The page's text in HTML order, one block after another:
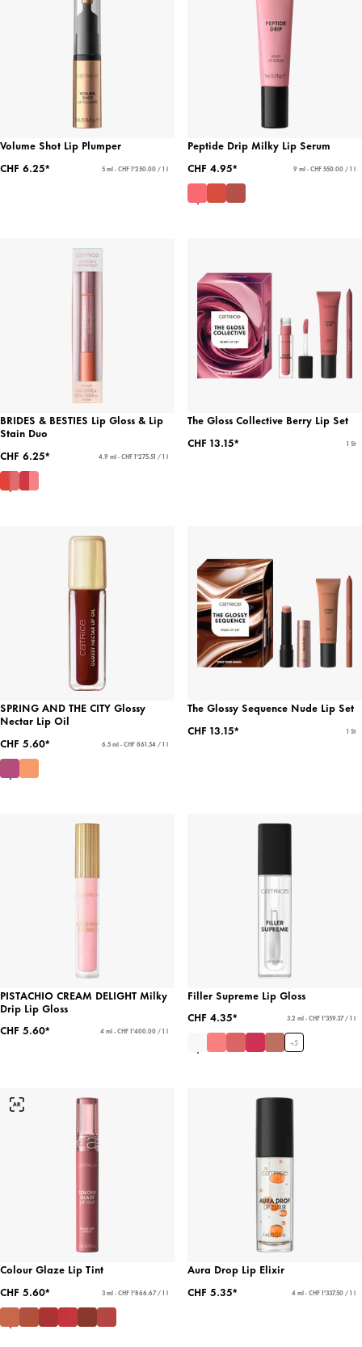
Volume Shot Lip Plumper
CHF 6.25*
5 ml - CHF 1'250.00 / 1 l
Peptide Drip Milky Lip Serum
CHF 4.95*
9 ml - CHF 550.00 / 1 l
BRIDES & BESTIES Lip Gloss & Lip
Stain Duo
CHF 6.25*
4.9 ml - CHF 1'275.51 / 1 l
The Gloss Collective Berry Lip Set
CHF 13.15*
1 St
SPRING AND THE CITY Glossy
Nectar Lip Oil
CHF 5.60*
6.5 ml - CHF 861.54 / 1 l
The Glossy Sequence Nude Lip Set
CHF 13.15*
1 St
PISTACHIO CREAM DELIGHT Milky
Drip Lip Gloss
CHF 5.60*
4 ml - CHF 1'400.00 / 1 l
Filler Supreme Lip Gloss
CHF 4.35*
3.2 ml - CHF 1'359.37 / 1 l
+5
Colour Glaze Lip Tint
CHF 5.60*
3 ml - CHF 1'866.67 / 1 l
Aura Drop Lip Elixir
CHF 5.35*
4 ml - CHF 1'337.50 / 1 l